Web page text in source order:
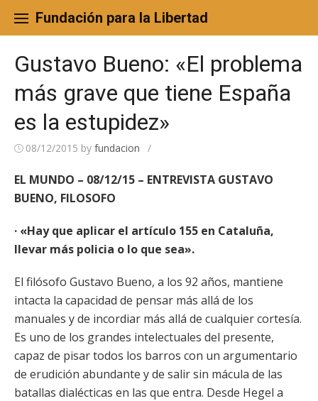
content
Fundación para la Libertad
Gustavo Bueno: «El problema
más grave que tiene España
es la estupidez»
08/12/2015 by fundacion /
EL MUNDO – 08/12/15 – ENTREVISTA GUSTAVO
BUENO, FILOSOFO
· «Hay que aplicar el artículo 155 en Cataluña,
llevar más policia o lo que sea».
El filósofo Gustavo Bueno, a los 92 años, mantiene
intacta la capacidad de pensar más allá de los
manuales y de incordiar más allá de cualquier cortesía.
Es uno de los grandes intelectuales del presente,
capaz de pisar todos los barros con un argumentario
de erudición abundante y de salir sin mácula de las
batallas dialécticas en las que entra. Desde Hegel a